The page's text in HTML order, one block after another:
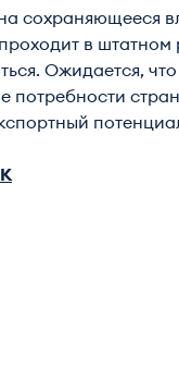
сохраняющееся
в штатном
Ожидается,
потребности